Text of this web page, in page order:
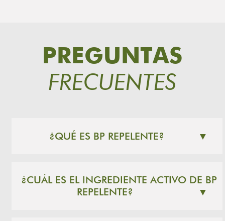
PREGUNTAS
FRECUENTES
¿QUÉ ES BP REPELENTE? ▼
¿CUÁL ES EL INGREDIENTE ACTIVO DE BP
REPELENTE?
▼